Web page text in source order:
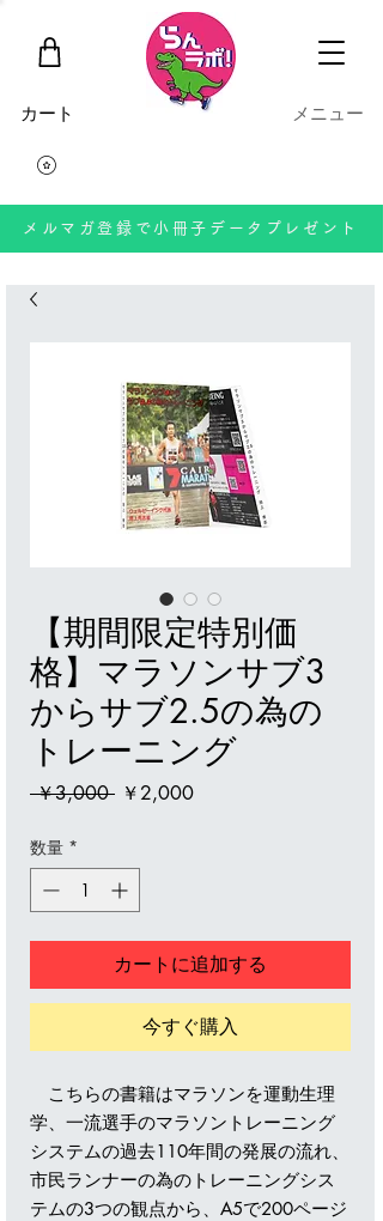
​カート ​メニュー
メルマガ登録で小冊子データプレゼント
【期間限定特別価
格】マラソンサブ3
からサブ2.5の為の
トレーニング
￥3,000 通
格
￥2,000セ
数量 *
カートに追加する
今すぐ購入
こちらの書籍はマラソンを運動生理
学、一流選手のマラソントレーニング
システムの過去110年間の発展の流れ、
市民ランナーの為のトレーニングシス
テムの3つの観点から、A5で200ページ